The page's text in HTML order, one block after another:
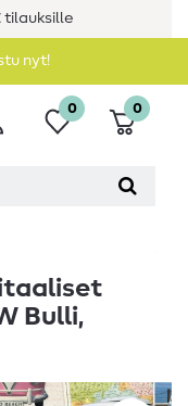
tilauksille
nyt!
0 0
Bulli,